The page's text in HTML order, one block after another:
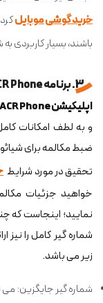
خرید گوشی موبایل
باشند، بسیار کاربردی
3. برنامه ACR Phone
اپلیکیشن ACR Phone
و به لطف امکانات
ضبط مکالمه برای
تحقیق در مورد شرایط
خواهید جزئیات
نمایید؛ اینجاست که
شماره گیر کامل را
زیر می باشد.
شماره گیر جایگزین: